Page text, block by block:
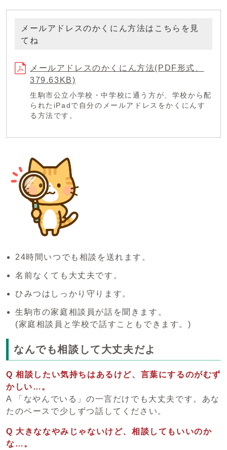
メールアドレスのかくにん方法はこちらを見
てね
メールアドレスのかくにん方法(PDF形式、
379.63KB)
生駒市公立小学校・中学校に通う方が、学校から配
られたiPadで自分のメールアドレスをかくにんす
る方法です。
24時間いつでも相談を送れます。
名前なくても大丈夫です。
ひみつはしっかり守ります。
生駒市の家庭相談員が話を聞きます。
(家庭相談員と学校で話すこともできます。)
なんでも相談して大丈夫だよ
Q 相談したい気持ちはあるけど、言葉にするのがむず
かしい…。
A 「なやんでいる」の一言だけでも大丈夫です。あな
たのペースで少しずつ話してください。
Q 大きななやみじゃないけど、相談してもいいのか
な…。